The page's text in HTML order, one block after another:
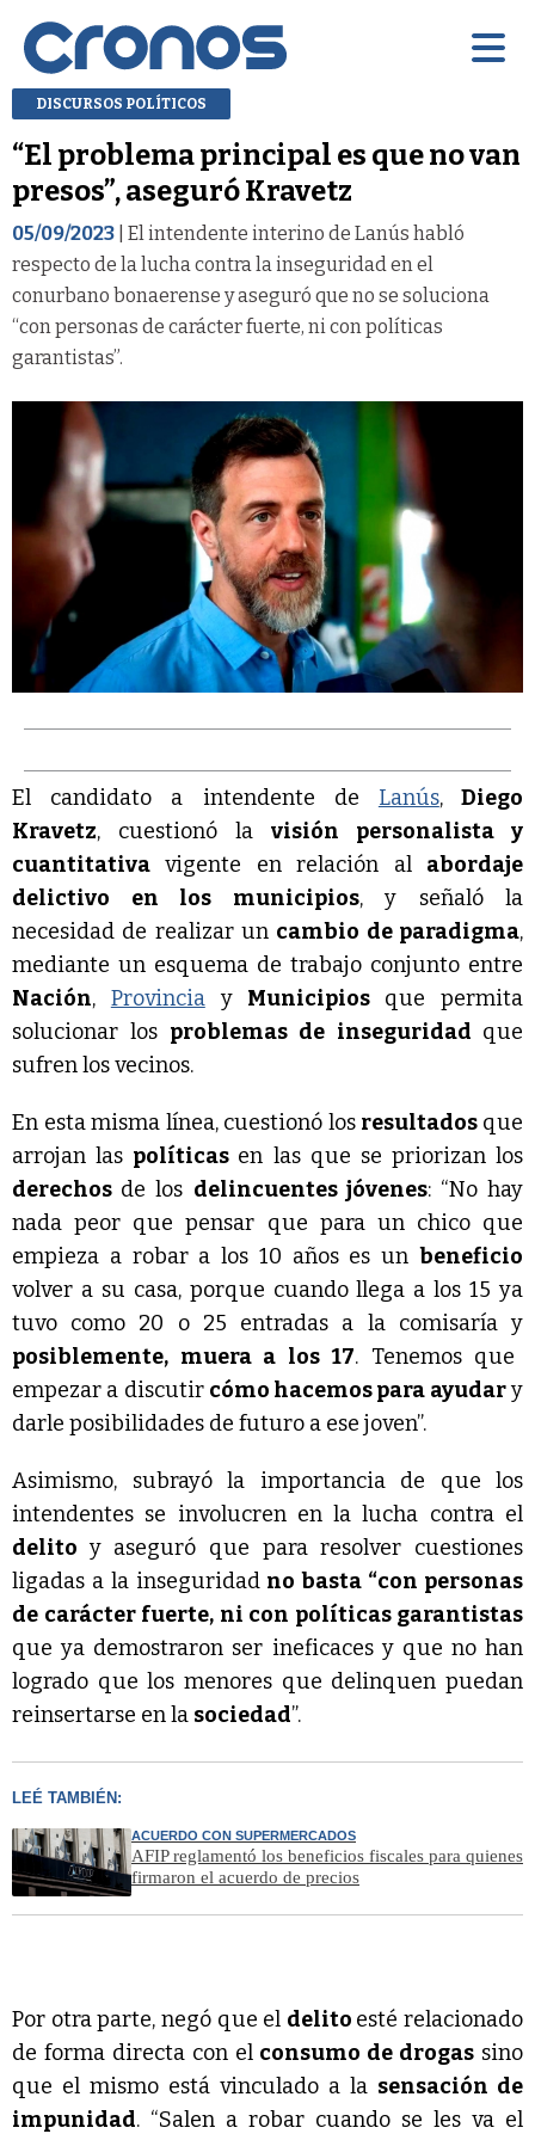
DISCURSOS POLÍTICOS
“El problema principal es que no van
presos”, aseguró Kravetz
05/09/2023 | El intendente interino de Lanús habló
respecto de la lucha contra la inseguridad en el
conurbano bonaerense y aseguró que no se soluciona
“con personas de carácter fuerte, ni con políticas
garantistas”.
El candidato a intendente de Lanús,Diego
Kravetz, cuestionó la visión personalista y
cuantitativa vigente en relación al abordaje
delictivo en los municipios, y señaló la
necesidad de realizar un cambio de paradigma,
mediante un esquema de trabajo conjunto entre
Nación, Provinciay Municipios que permita
solucionar los problemas de inseguridad que
sufren los vecinos.
En esta misma línea, cuestionó los resultados que
arrojan las políticas en las que se priorizan los
derechos de los delincuentes jóvenes: “No hay
nada peor que pensar que para un chico que
empieza a robar a los 10 años es un beneficio
volver a su casa, porque cuando llega a los 15 ya
tuvo como 20 o 25 entradas a la comisaría y
posiblemente, muera a los 17. Tenemos que
empezar a discutir cómo hacemos para ayudary
darle posibilidades de futuro a ese joven”.
Asimismo, subrayó la importancia de que los
intendentes se involucren en la lucha contra el
delito y aseguró que para resolver cuestiones
ligadas a la inseguridad no basta “con personas
de carácter fuerte, ni con políticas garantistas
que ya demostraron ser ineficaces y que no han
logrado que los menores que delinquen puedan
reinsertarse en la sociedad”.
LEÉ TAMBIÉN:
ACUERDO CON SUPERMERCADOS
AFIP reglamentó los beneficios fiscales para quienes
firmaron el acuerdo de precios
Por otra parte, negó que el delito esté relacionado
de forma directa con el consumo de drogas sino
que el mismo está vinculado a la sensación de
impunidad. “Salen a robar cuando se les va el